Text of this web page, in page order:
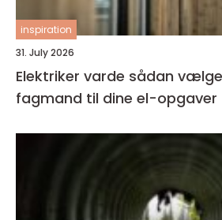
inspiration
31. July 2026
Elektriker varde sådan vælger du den rette
fagmand til dine el-opgaver